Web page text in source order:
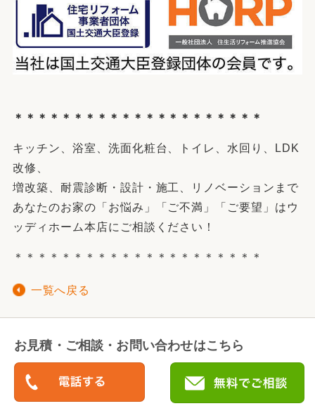
＊＊＊＊＊＊＊＊＊＊＊＊＊＊＊＊＊＊＊＊＊
キッチン、浴室、洗面化粧台、トイレ、水回り、LDK
改修、
増改築、耐震診断・設計・施工、リノベーションまで
あなたのお家の「お悩み」「ご不満」「ご要望」はウ
ッディホーム本店にご相談ください！
＊＊＊＊＊＊＊＊＊＊＊＊＊＊＊＊＊＊＊＊＊
一覧へ戻る
お見積・ご相談・お問い合わせはこちら